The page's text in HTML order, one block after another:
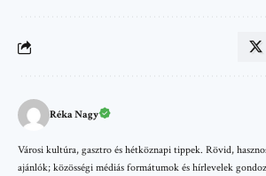
Réka Nagy
Városi kultúra, gasztro és hétköznapi tippek. Rövid,
ajánlók; közösségi médiás formátumok és hírlevelek